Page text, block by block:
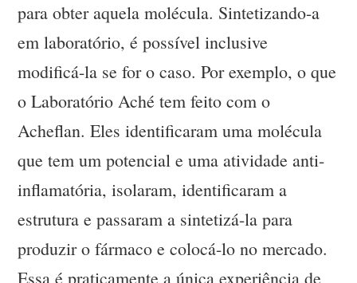
para obter aquela molécula. Sintetizando-a
em laboratório, é possível inclusive
modificá-la se for o caso. Por exemplo, o que
o Laboratório Aché tem feito com o
Acheflan. Eles identificaram uma molécula
que tem um potencial e uma atividade anti-
inflamatória, isolaram, identificaram a
estrutura e passaram a sintetizá-la para
produzir o fármaco e colocá-lo no mercado.
Essa é praticamente a única experiência de